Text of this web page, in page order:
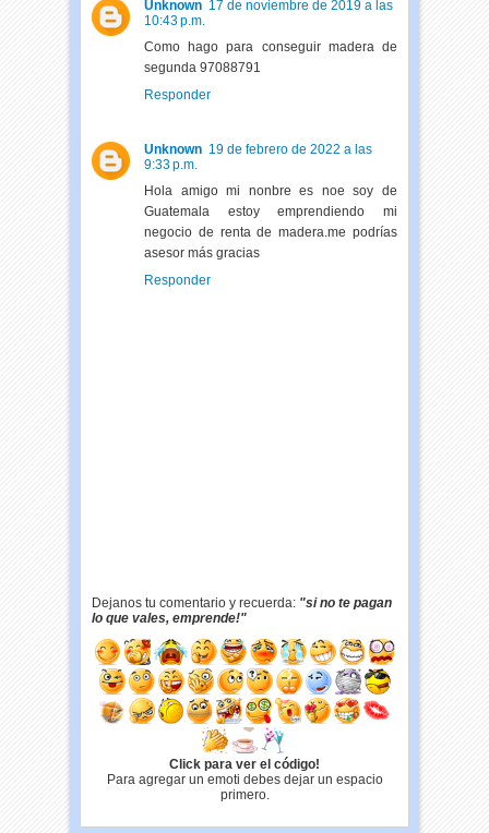
Unknown 17 de noviembre de 2019 a las
10:43 p.m.
Como hago para conseguir madera de
segunda 97088791
Responder
Unknown 19 de febrero de 2022 a las
9:33 p.m.
Hola amigo mi nonbre es noe soy de
Guatemala estoy emprendiendo mi
negocio de renta de madera.me podrías
asesor más gracias
Responder
Dejanos tu comentario y recuerda: "si no te pagan
lo que vales, emprende!"
Click para ver el código!
Para agregar un emoti debes dejar un espacio
primero.